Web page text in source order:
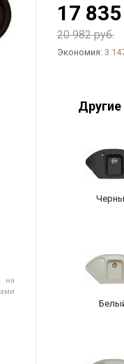
на
17
20 982 руб.
Экономия: 3
Другие